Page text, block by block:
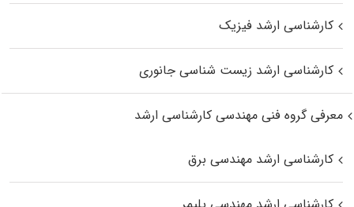
کارشناسی ارشد فیزیک
کارشناسی ارشد زیست‌ شناسی جانوری
معرفی گروه فنی مهندسی کارشناسی ارشد
کارشناسی ارشد مهندسی برق